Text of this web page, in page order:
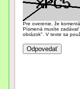
Pre overenie, že
Písmená musíte
obrázok". V texte sa